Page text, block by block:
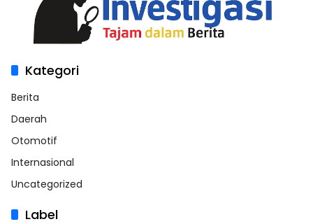
Kategori
Berita
Daerah
Otomotif
Internasional
Uncategorized
Label